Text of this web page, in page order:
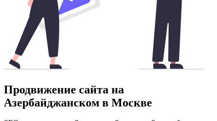
Продвижение сайта на
Азербайджанском в Москве